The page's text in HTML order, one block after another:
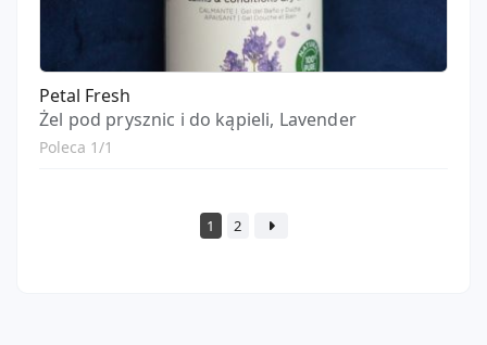
Petal Fresh
Żel pod prysznic i do kąpieli, Lavender
Poleca 1/1
1 2